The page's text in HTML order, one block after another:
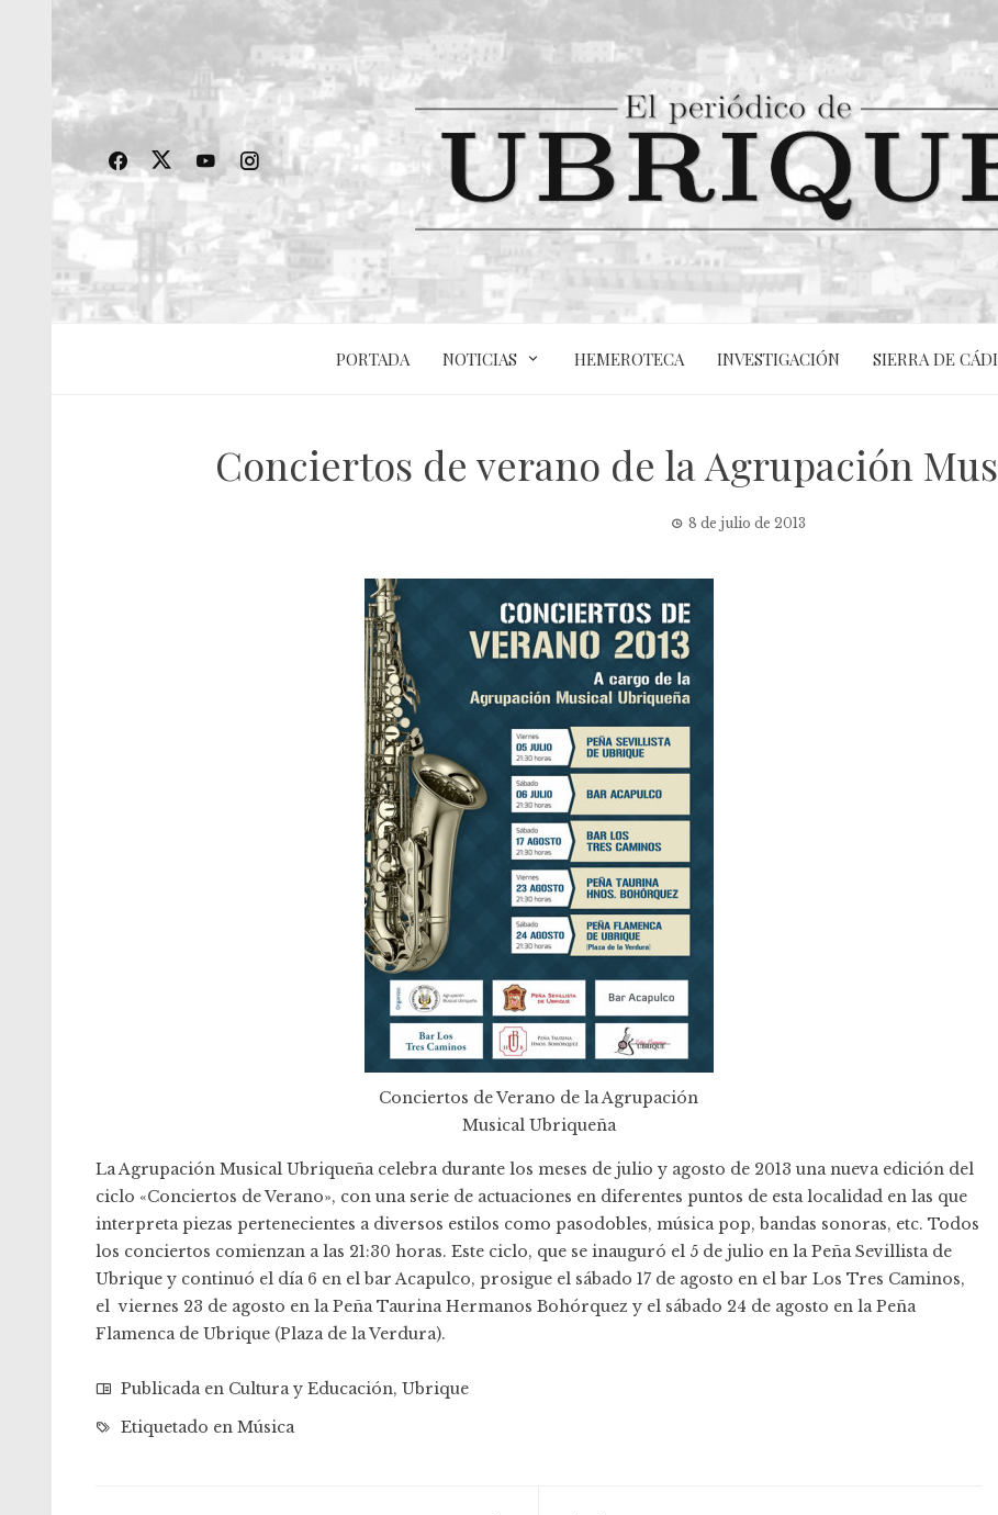
PORTADA NOTICIAS HEMEROTECA INVESTIGACIÓN SIERRA DE
Conciertos de verano de la Agrupación
8 de julio de 2013
Conciertos de Verano de la Agrupación
Musical Ubriqueña
LaAgrupación Musical Ubriqueñacelebra durante los meses de julio y agosto de 2013 una nueva edición del
ciclo «Conciertos de Verano», con una serie de actuaciones en diferentes puntos de esta localidad en las que
interpreta piezas pertenecientes a diversos estilos como pasodobles, música pop, bandas sonoras, etc. Todos
los conciertos comienzan a las 21:30 horas. Este ciclo, que se inauguró el 5 de julio en la Peña Sevillista de
Ubrique y continuó el día 6 en el bar Acapulco, prosigue el sábado 17 de agosto en el bar Los Tres Caminos,
el viernes 23 de agosto en la Peña Taurina Hermanos Bohórquez y el sábado 24 de agosto en la Peña
Flamenca de Ubrique (Plaza de la Verdura).
Publicada en Cultura y Educación, Ubrique
Etiquetado en Música